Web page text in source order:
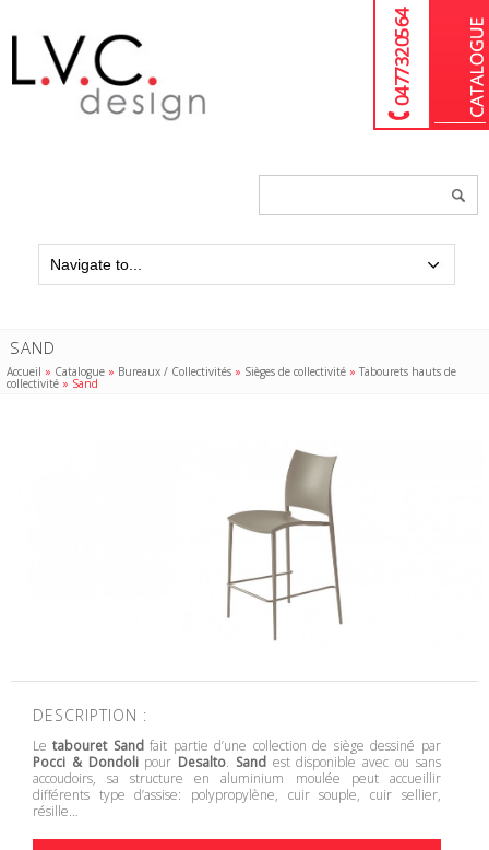
04 77 32 05 64
SAND
Accueil » Catalogue » Bureaux / Collectivités » Sièges de collectivité » Tabourets hauts de
collectivité » Sand
DESCRIPTION :
Letabouret Sandfait partie d’une collection de siège dessiné par
Pocci & Dondolipour Desalto. Sandest disponible avec ou sans
accoudoirs, sa structure en aluminium moulée peut accueillir
différents type d’assise: polypropylène, cuir souple, cuir sellier,
résille…